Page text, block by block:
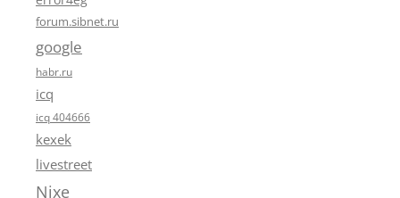
forum.sibnet.ru
google
habr.ru
icq
icq 404666
kexek
livestreet
Nixe